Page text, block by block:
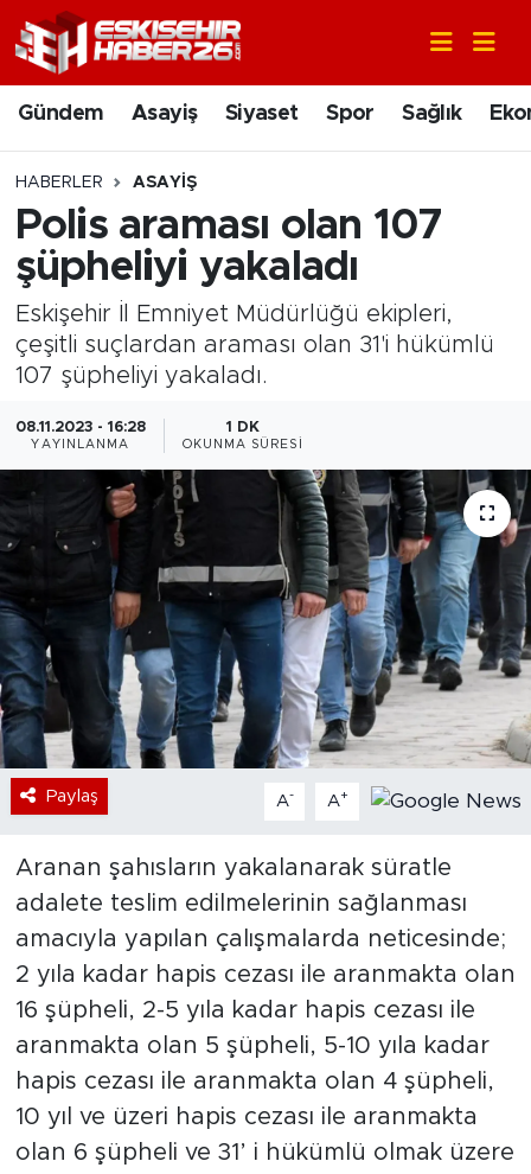
Gündem Asayiş Siyaset Spor Sağlık
HABERLER ASAYIŞ
Polis araması olan 107
şüpheliyi yakaladı
Eskişehir İl Emniyet Müdürlüğü ekipleri,
çeşitli suçlardan araması olan 31'i hükümlü
107 şüpheliyi yakaladı.
08.11.2023 - 16:28
YAYINLANMA
1 DK
OKUNMA SÜRESI
Paylaş A- A+
Aranan şahısların yakalanarak süratle
adalete teslim edilmelerinin sağlanması
amacıyla yapılan çalışmalarda neticesinde;
2 yıla kadar hapis cezası ile aranmakta olan
16 şüpheli, 2-5 yıla kadar hapis cezası ile
aranmakta olan 5 şüpheli, 5-10 yıla kadar
hapis cezası ile aranmakta olan 4 şüpheli,
10 yıl ve üzeri hapis cezası ile aranmakta
olan 6 şüpheli ve 31’ i hükümlü olmak üzere
Gündem
Asayiş
Siyaset
Spor
Sağlık
Ekonomi
Eğitim
Sanat
Bölge
Teknoloji
Magazin
Dünya
Sektör
Nöbetçi Eczaneler
Hava Durumu
Trafik Durumu
Süper Lig Puan Durumu ve Fikstür
Tüm Manşetler
Son Dakika Haberleri
Haber Arşivi